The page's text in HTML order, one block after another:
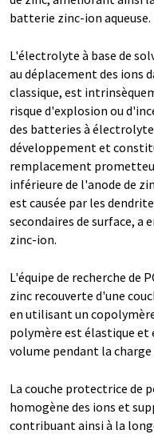
batterie zinc-ion aqueuse.
L'électrolyte à base de
au déplacement des ions
classique, est
risque d'explosion ou
des batteries à électrolyte
développement et
remplacement
inférieure de l'anode de
est causée par les
secondaires de surface,
zinc-ion.
L'équipe de recherche de
zinc recouverte d'une
en utilisant un
polymère est élastique
volume pendant la
La couche protectrice de
homogène des ions et
contribuant ainsi à la